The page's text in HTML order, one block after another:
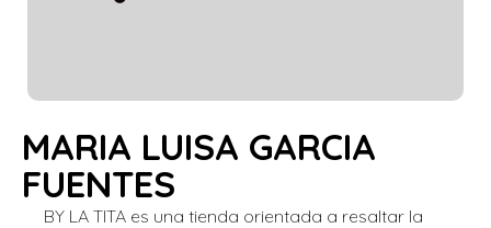
MARIA LUISA GARCIA
FUENTES
BY LA TITA es una tienda orientada a resaltar la